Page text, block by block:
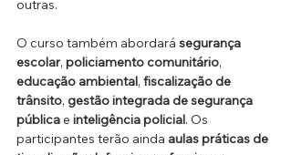
outras.
O curso também abordará segurança
escolar, policiamento comunitário,
educação ambiental, fiscalização de
trânsito, gestão integrada de segurança
pública e inteligência policial. Os
participantes terão ainda aulas práticas de